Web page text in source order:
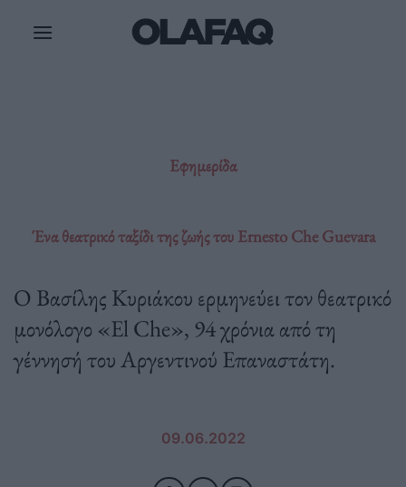
Εφημερίδα
Ένα θεατρικό ταξίδι της ζωής του Ernesto Che Guevara
Ο Βασίλης Κυριάκου ερμηνεύει τον θεατρικό
μονόλογο «El Che», 94 χρόνια από τη
γέννησή του Αργεντινού Επαναστάτη.
09.06.2022